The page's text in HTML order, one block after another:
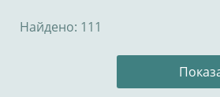
Найдено: 111